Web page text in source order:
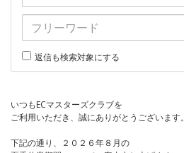
返信も検索対象にする
いつもECマスターズクラブを
ご利用いただき、誠にありがとうございます。
下記の通り、２０２６年８月の